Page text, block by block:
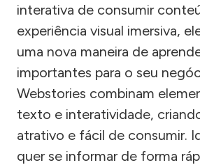
interativa de consumir
experiência visual imersiva,
uma nova maneira de
importantes para o seu
Webstories combinam
texto e interatividade,
atrativo e fácil de consumir.
quer se informar de forma